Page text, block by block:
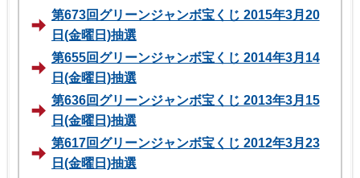
第673回グリーンジャンボ宝くじ 2015年3月20
日(金曜日)抽選
第655回グリーンジャンボ宝くじ 2014年3月14
日(金曜日)抽選
第636回グリーンジャンボ宝くじ 2013年3月15
日(金曜日)抽選
第617回グリーンジャンボ宝くじ 2012年3月23
日(金曜日)抽選